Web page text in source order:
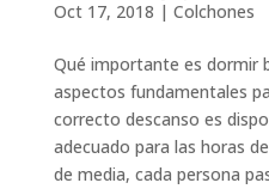
Oct 17, 2018 | Colchones
Qué importante es dormir
aspectos fundamentales
correcto descanso es
adecuado para las horas
de media, cada persona